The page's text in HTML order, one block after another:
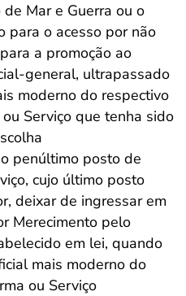
Mar e Guerra ou o
para o acesso por não
a promoção ao
general, ultrapassado
moderno do respectivo
Serviço que tenha sido
penúltimo posto de
cujo último posto
deixar de ingressar em
Merecimento pelo
em lei, quando
mais moderno do
ou Serviço